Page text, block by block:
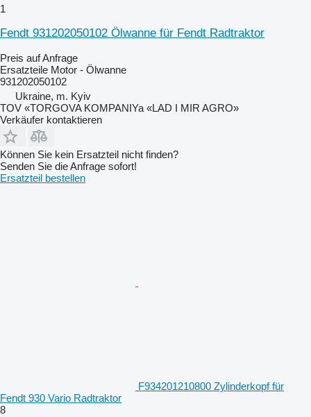
1
Fendt 931202050102 Ölwanne für Fendt Radtraktor
Preis auf Anfrage
Ersatzteile Motor - Ölwanne
931202050102
Ukraine, m. Kyiv
TOV «TORGOVA KOMPANIYa «LAD I MIR AGRO»
Verkäufer kontaktieren
Können Sie kein Ersatzteil nicht finden?
Senden Sie die Anfrage sofort!
Ersatzteil bestellen
F934201210800 Zylinderkopf für
Fendt 930 Vario Radtraktor
8